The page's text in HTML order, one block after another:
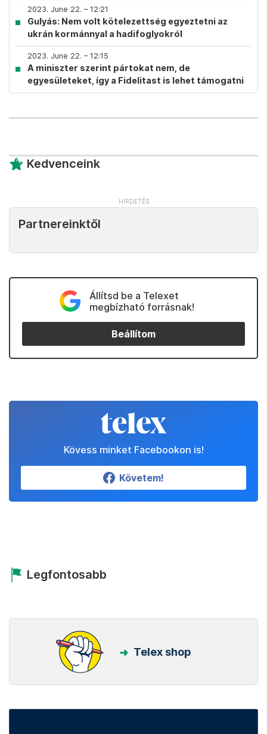
2023. June 22. – 12:21
Gulyás: Nem volt kötelezettség egyeztetni az
ukrán kormánnyal a hadifoglyokról
2023. June 22. – 12:15
A miniszter szerint pártokat nem, de
egyesületeket, így a Fidelitast is lehet támogatni
Kedvenceink
Partnereinktől
Állítsd be a Telexet
megbízható forrásnak!
Beállítom
Kövess minket Facebookon is!
Követem!
Legfontosabb
Telex shop